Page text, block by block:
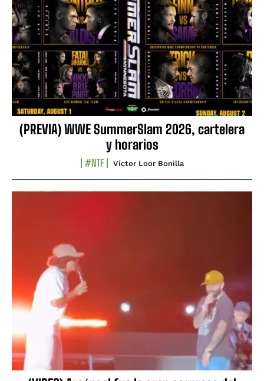
(PREVIA) WWE SummerSlam 2026, cartelera
y horarios
#NTF Víctor Loor Bonilla